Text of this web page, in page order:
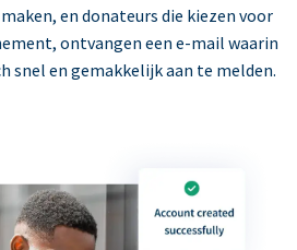
en donateurs die kiezen voor
ontvangen een e-mail waarin
snel en gemakkelijk aan te melden.